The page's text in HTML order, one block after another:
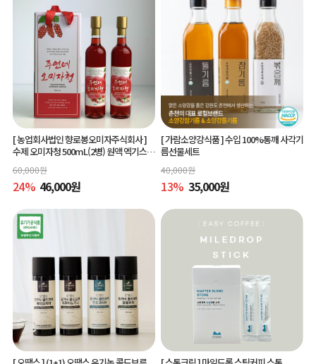
[ 농업회사법인 향로봉오미자주식회사 ]
수제 오미자청 500mL(2병) 원액 엑기스l
[주연네 오미자]
60,000원
24% 46,000원
[ 가람소양강식품 ]수입 100%통깨 사각기
름선물세트
40,000원
13% 35,000원